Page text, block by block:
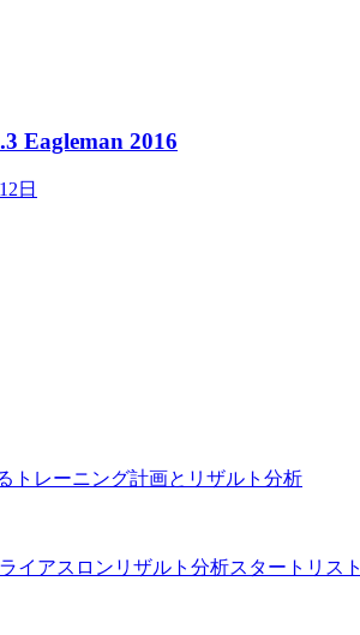
Eagleman 2016
日
トレーニング計画とリザルト分析
ライアスロンリザルト分析スタートリスト